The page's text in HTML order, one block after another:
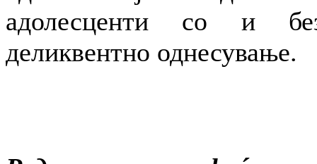
адолесценти со и
деликвентно однесување.